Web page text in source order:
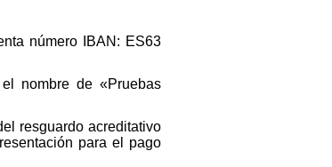
número IBAN: ES63
nombre de «Pruebas
resguardo acreditativo
para el pago